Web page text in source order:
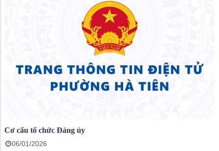
Cơ cấu tổ chức Đảng ủy
06/01/2026